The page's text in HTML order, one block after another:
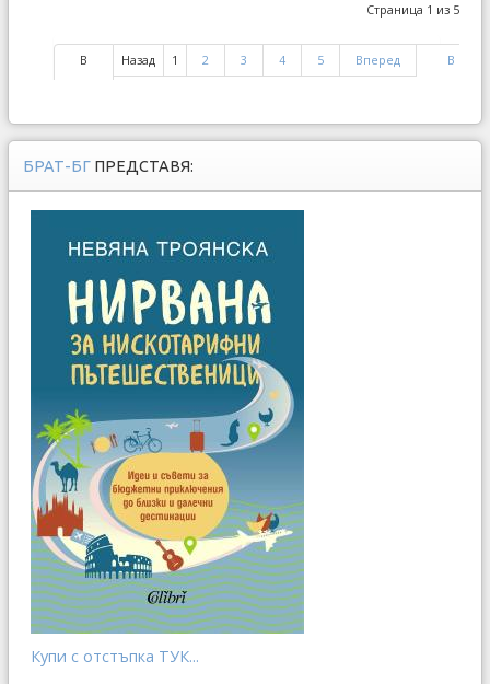
Страница 1 из 5
В
Назад 1 2 3 4 5 Вперед
В
БРАТ-БГ ПРЕДСТАВЯ:
Купи с отстъпка ТУК...